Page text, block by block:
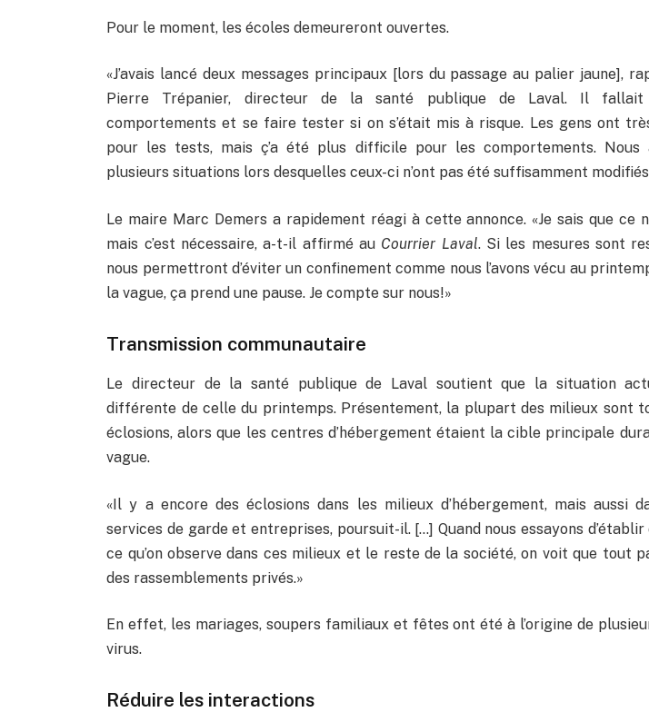
Pour le moment, les écoles demeureront ouvertes.
«J’avais lancé deux messages principaux [lors du passage au palier jaune],
Pierre Trépanier, directeur de la santé publique de Laval. Il fallait
comportements et se faire tester si on s’était mis à risque. Les gens ont
pour les tests, mais ç’a été plus difficile pour les comportements. Nous
plusieurs situations lors desquelles ceux-ci n’ont pas été suffisamment
Le maire Marc Demers a rapidement réagi à cette annonce. «Je sais que ce
mais c’est nécessaire, a-t-il affirmé au Courrier Laval. Si les mesures sont
nous permettront d’éviter un confinement comme nous l’avons vécu au
la vague, ça prend une pause. Je compte sur nous!»
Transmission communautaire
Le directeur de la santé publique de Laval soutient que la situation
différente de celle du printemps. Présentement, la plupart des milieux sont
éclosions, alors que les centres d’hébergement étaient la cible principale
vague.
«Il y a encore des éclosions dans les milieux d’hébergement, mais aussi
services de garde et entreprises, poursuit-il. […] Quand nous essayons
ce qu’on observe dans ces milieux et le reste de la société, on voit que tout
des rassemblements privés.»
En effet, les mariages, soupers familiaux et fêtes ont été à l’origine de
virus.
Réduire les interactions